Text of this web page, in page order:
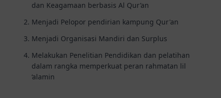
dan Keagamaan berbasis Al Qur’an
Menjadi Pelopor pendirian kampung Qur'an
Menjadi Organisasi Mandiri dan Surplus
Melakukan Penelitian Pendidikan dan pelatihan
dalam rangka memperkuat peran rahmatan lil
‘alamin